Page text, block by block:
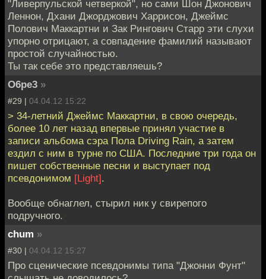
"Ливерпульской четверкой", но сами Шон Джонович
Леннон, Дхани Джорджович Харрисон, Джеймс
Полович Маккартни и Зак Рингович Старр эти слухи
упорно отрицают, а совпадение фамилий называют
простой случайностью.
Ты так себе это представляешь?
O6pe3 »
#29 | 04.04.12 15:22
> 34-летний Джеймс Маккартни, в свою очередь,
более 10 лет назад впервые принял участие в
записи альбома сэра Пола Driving Rain, а затем
ездил с ним в турне по США. Последние три года он
пишет собственные песни и выступает под
псевдонимом [Light].
Вообще обнаглел, стырил ник у свирепого
подручного.
chum »
#30 | 04.04.12 15:27
Про сценические псевдонимы типа "Джонни Фунт"